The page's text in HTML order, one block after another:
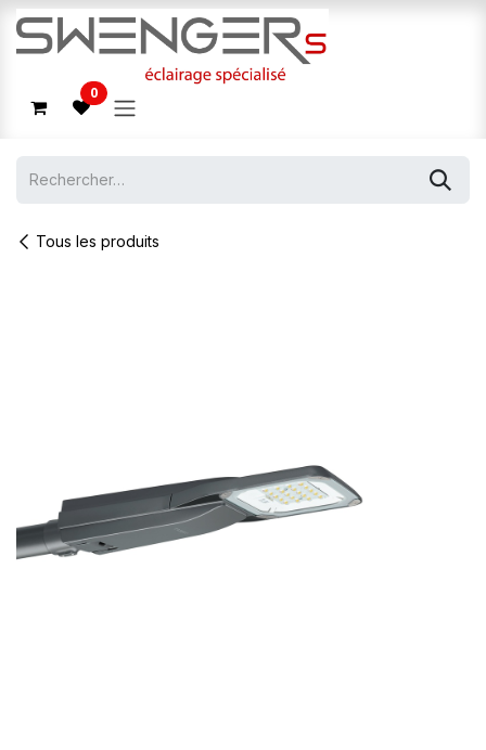
Se rendre au contenu
0
Tous les produits